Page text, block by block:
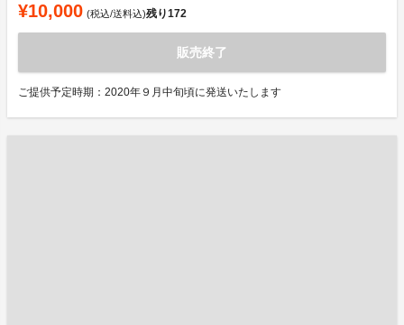
¥10,000 (税込/送料込)残り172
販売終了
ご提供予定時期：2020年９月中旬頃に発送いたします